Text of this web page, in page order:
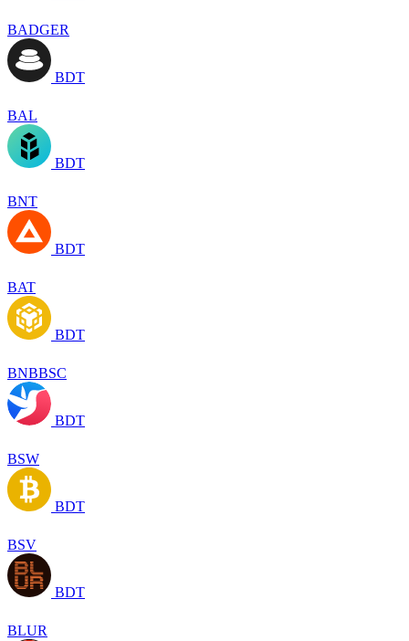
BADGER
BDT
BAL
BDT
BNT
BDT
BAT
BDT
BNBBSC
BDT
BSW
BDT
BSV
BDT
BLUR